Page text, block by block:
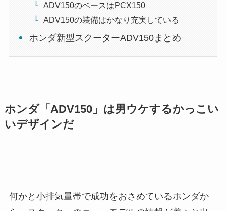
ADV150のベースはPCX150
ADV150の装備はかなり充実している
ホンダ新型スクーターADV150まとめ
ホンダ「ADV150」は男ウケするかっこい
いデザインだ
何かと小排気量帯で成功をおさめているホンダか